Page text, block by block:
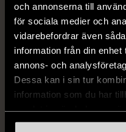
och annonserna till
för sociala medier och
vidarebefordrar även
information från din
annons- och
Dessa kan i sin tur
information som du har
Mycket gott skick
249 kr